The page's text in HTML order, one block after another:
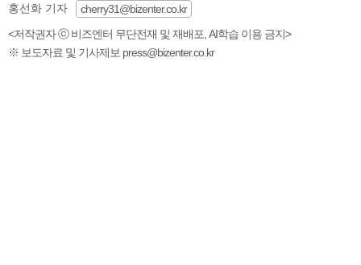
홍선화 기자
cherry31@bizenter.co.kr
<저작권자 ⓒ 비즈엔터 무단전재 및 재배포, AI학습 이용 금지>
※ 보도자료 및 기사제보 press@bizenter.co.kr